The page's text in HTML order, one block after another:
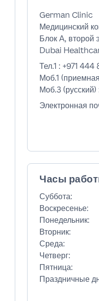
German Clinic
Медицинский
Блок A, второй
Dubai
Тел.1 :+971 444
Моб.1
Моб.3
Электронная
Часы
Суббота:
Воскресенье:
Понедельник:
Вторник:
Среда:
Четверг:
Пятница:
Праздничные